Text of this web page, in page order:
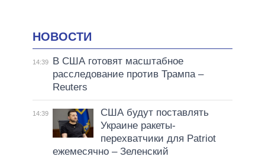
НОВОСТИ
14:39
В США готовят масштабное
расследование против Трампа –
Reuters
14:39
США будут поставлять
Украине ракеты-
перехватчики для Patriot
ежемесячно – Зеленский